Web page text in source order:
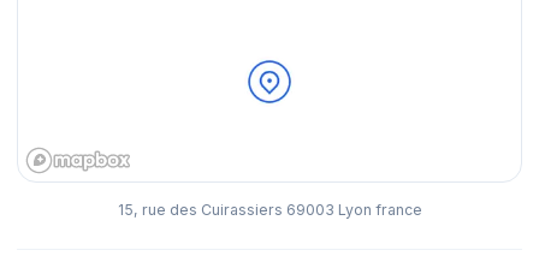
15, rue des Cuirassiers 69003 Lyon france